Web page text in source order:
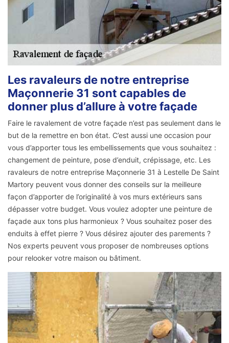
Les ravaleurs de notre entreprise
Maçonnerie 31 sont capables de
donner plus d’allure à votre façade
Faire le ravalement de votre façade n’est pas seulement dans le
but de la remettre en bon état. C’est aussi une occasion pour
vous d’apporter tous les embellissements que vous souhaitez :
changement de peinture, pose d’enduit, crépissage, etc. Les
ravaleurs de notre entreprise Maçonnerie 31 à Lestelle De Saint
Martory peuvent vous donner des conseils sur la meilleure
façon d’apporter de l’originalité à vos murs extérieurs sans
dépasser votre budget. Vous voulez adopter une peinture de
façade aux tons plus harmonieux ? Vous souhaitez poser des
enduits à effet pierre ? Vous désirez ajouter des parements ?
Nos experts peuvent vous proposer de nombreuses options
pour relooker votre maison ou bâtiment.